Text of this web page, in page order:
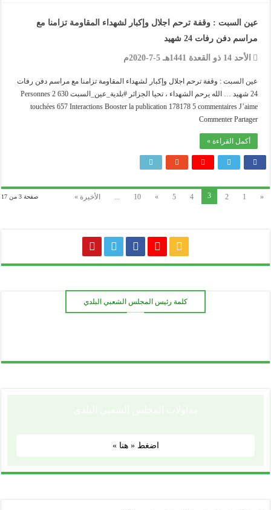
عين السبت : وقفة ترحم اجلال وإكبار لشهداء المقاومة تزامنا مع
مراسم دفن رفات 24 شهيد
الأحد 14 ذو القعدة 1441هـ 5-7-2020م
عين السبت : وقفة ترحم اجلال وإكبار لشهداء المقاومة تزامنا مع مراسم دفن رفات
24 شهيد … الله يرحم الشهداء ، تحيا الجزائر #بلدية_عين_السبت 2 630 Personnes
touchées 657 Interactions Booster la publication 178178 5 commentaires J’aime
Commenter Partager
أكمل القراءة »
صفحة 3 من 17 «
1
2
3
4
5
»
10
... الأخيرة »
كلمة رئيس المجلس الشعبي البلدي
ـــــــ
اضغط « هنا »